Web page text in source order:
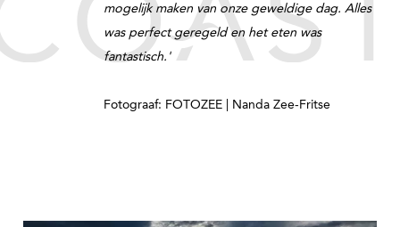
mogelijk maken van onze geweldige dag. Alles
was perfect geregeld en het eten was
fantastisch.'
Fotograaf: FOTOZEE | Nanda Zee-Fritse